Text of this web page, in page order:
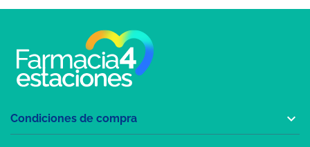
Condiciones de compra 